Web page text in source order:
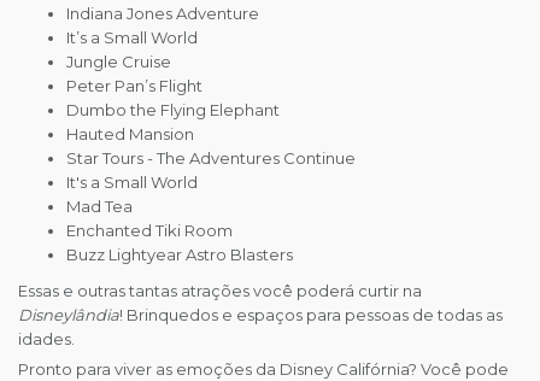
Indiana Jones Adventure
It’s a Small World
Jungle Cruise
Peter Pan’s Flight
Dumbo the Flying Elephant
Hauted Mansion
Star Tours - The Adventures Continue
It's a Small World
Mad Tea
Enchanted Tiki Room
Buzz Lightyear Astro Blasters
Essas e outras tantas atrações você poderá curtir na
Disneylândia! Brinquedos e espaços para pessoas de todas as
idades.
Pronto para viver as emoções da Disney Califórnia? Você pode